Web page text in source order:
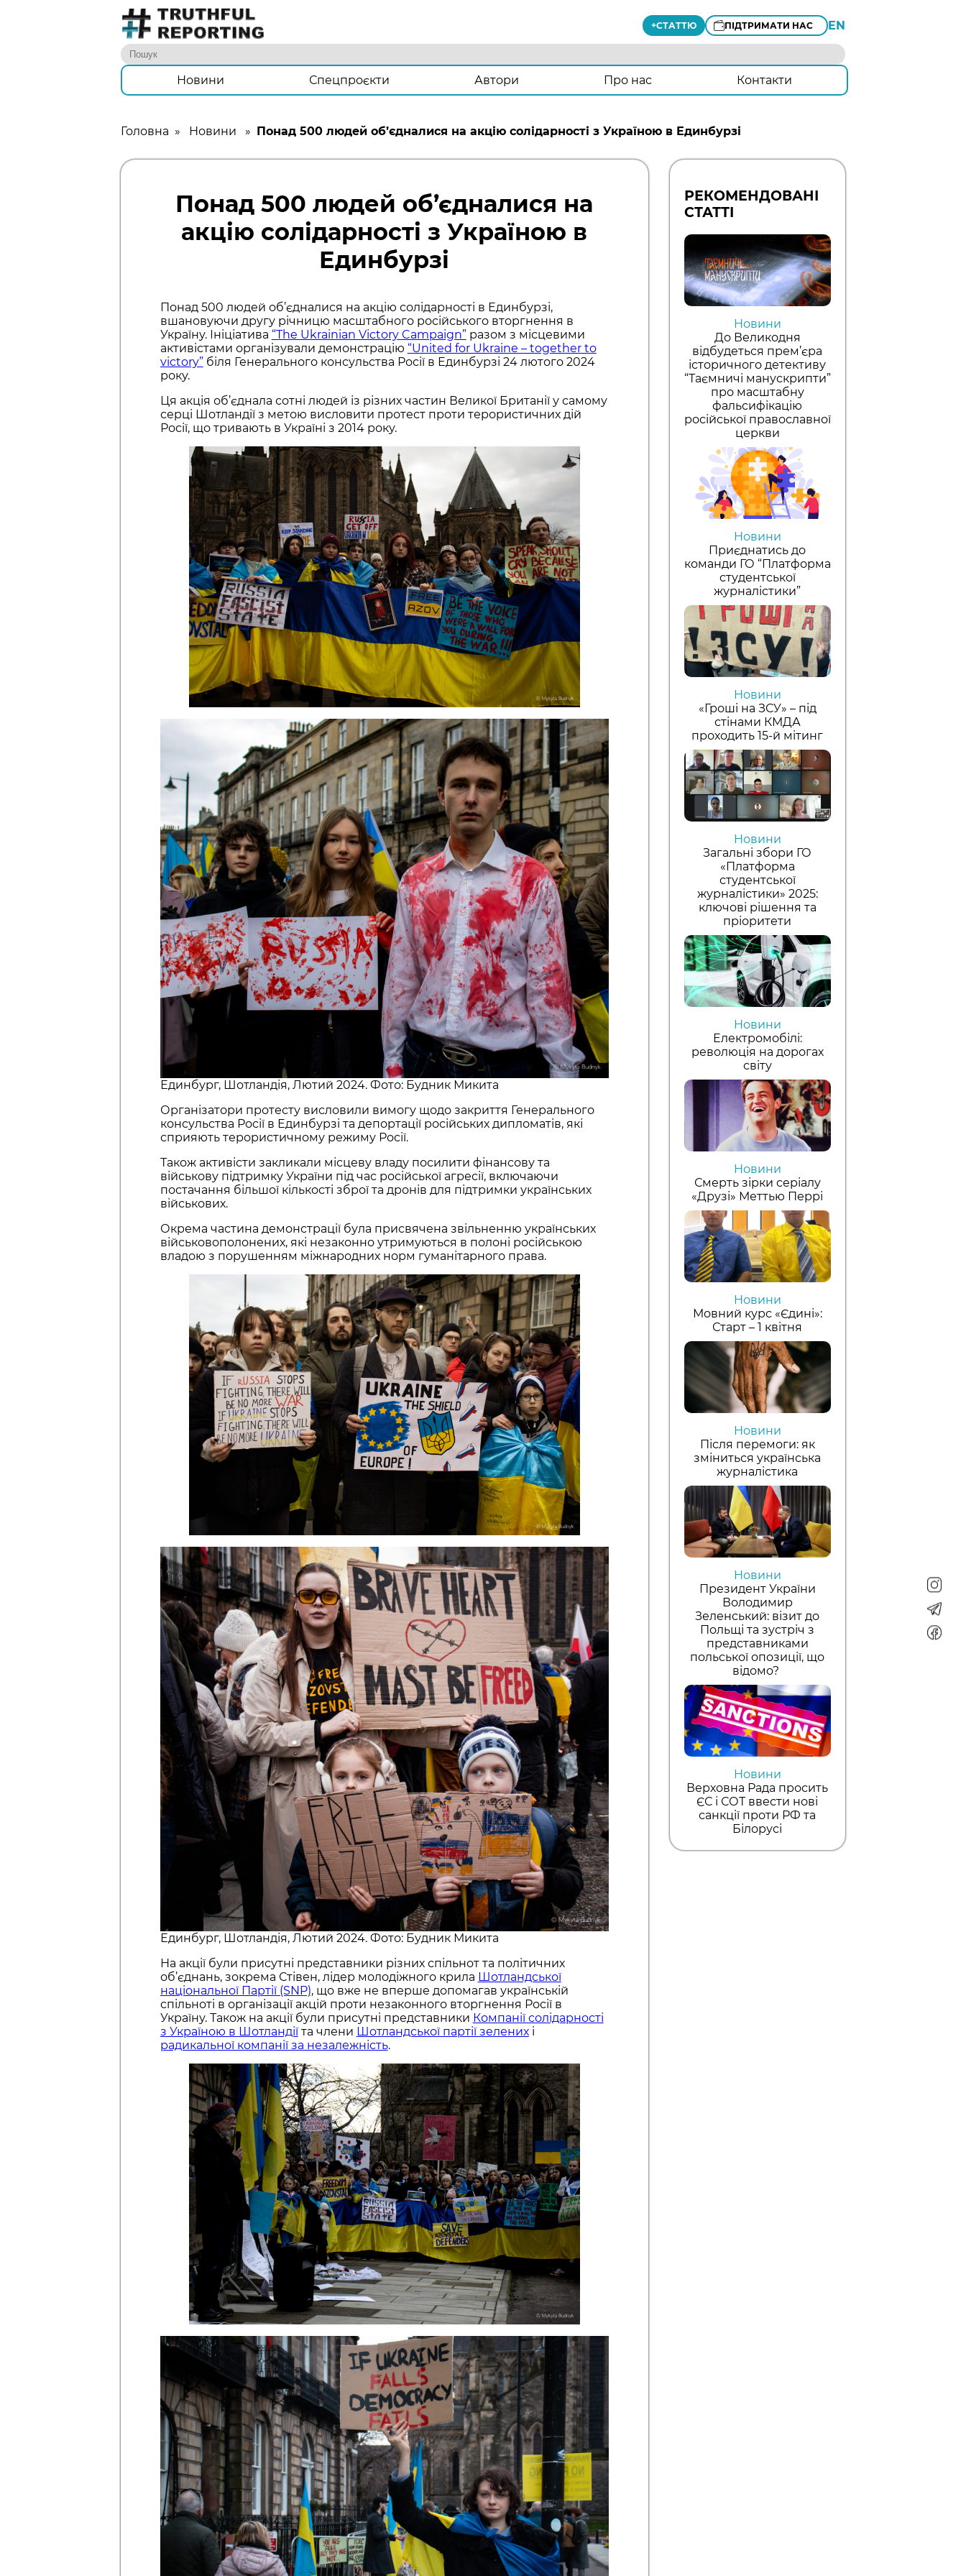
+СТАТТЮ ПІДТРИМАТИ НАС EN
Новини Спецпроєкти Автори Про нас Контакти
Головна » Новини » Понад 500 людей об’єдналися на акцію солідарності з Україною в Единбурзі
Понад 500 людей об’єдналися на
акцію солідарності з Україною в
Единбурзі
Понад 500 людей об’єдналися на акцію солідарності в Единбурзі,
вшановуючи другу річницю масштабного російського вторгнення в
Україну. Ініціатива “The Ukrainian Victory Campaign”разом з місцевими
активістами організували демонстрацію “United for Ukraine – together to
victory”біля Генерального консульства Росії в Единбурзі 24 лютого 2024
року.
Ця акція об’єднала сотні людей із різних частин Великої Британії у самому
серці Шотландії з метою висловити протест проти терористичних дій
Росії, що тривають в Україні з 2014 року.
Единбург, Шотландія, Лютий 2024. Фото: Будник Микита
Організатори протесту висловили вимогу щодо закриття Генерального
консульства Росії в Единбурзі та депортації російських дипломатів, які
сприяють терористичному режиму Росії.
Також активісти закликали місцеву владу посилити фінансову та
військову підтримку України під час російської агресії, включаючи
постачання більшої кількості зброї та дронів для підтримки українських
військових.
Окрема частина демонстрації була присвячена звільненню українських
військовополонених, які незаконно утримуються в полоні російською
владою з порушенням міжнародних норм гуманітарного права.
Единбург, Шотландія, Лютий 2024. Фото: Будник Микита
На акції були присутні представники різних спільнот та політичних
об’єднань, зокрема Стівен, лідер молодіжного крила Шотландської
національної Партії (SNP), що вже не вперше допомагав українській
спільноті в організації акцій проти незаконного вторгнення Росії в
Україну. Також на акції були присутні представники Компанії солідарності
з Україною в Шотландіїта члени Шотландської партії зеленихі
радикальної компанії за незалежність.
РЕКОМЕНДОВАНІ
СТАТТІ
Новини
До Великодня
відбудеться прем’єра
історичного детективу
“Таємничі манускрипти”
про масштабну
фальсифікацію
російської православної
церкви
Новини
Приєднатись до
команди ГО “Платформа
студентської
журналістики”
Новини
«Гроші на ЗСУ» – під
стінами КМДА
проходить 15-й мітинг
Новини
Загальні збори ГО
«Платформа
студентської
журналістики» 2025:
ключові рішення та
пріоритети
Новини
Електромобілі:
революція на дорогах
світу
Новини
Смерть зірки серіалу
«Друзі» Меттью Перрі
Новини
Мовний курс «Єдині»:
Старт – 1 квітня
Новини
Після перемоги: як
зміниться українська
журналістика
Новини
Президент України
Володимир
Зеленський: візит до
Польщі та зустріч з
представниками
польської опозиції, що
відомо?
Новини
Верховна Рада просить
ЄС і СОТ ввести нові
санкції проти РФ та
Білорусі